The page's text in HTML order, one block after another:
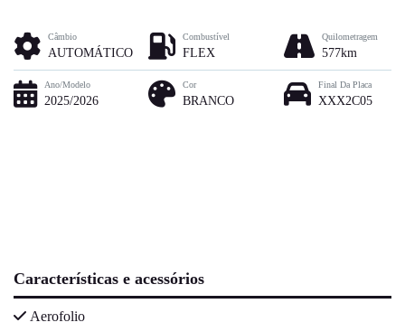
Câmbio
AUTOMÁTICO
Combustível
FLEX
Quilometragem
577km
Ano/Modelo
2025/2026
Cor
BRANCO
Final Da Placa
XXX2C05
Características e acessórios
Aerofolio